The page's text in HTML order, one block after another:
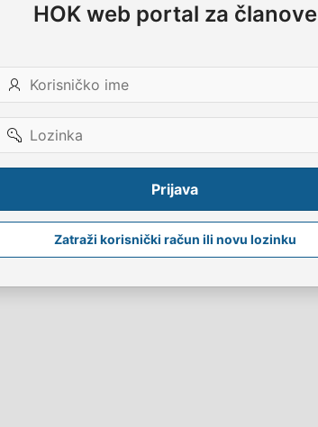
HOK web portal za članove
Korisničko
ime
Lozinka
Prijava
Zatraži korisnički račun ili novu lozinku